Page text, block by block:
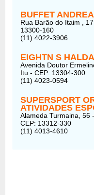
BUFFET
Rua Barão do Itaim ,
13300-160
(11) 4022-3906
EIGHTN S
Avenida Doutor
Itu - CEP: 13304-300
(11) 4023-0594
SUPERSPORT
ATIVIDADES
Alameda Turmaina, 56
CEP: 13312-330
(11) 4013-4610